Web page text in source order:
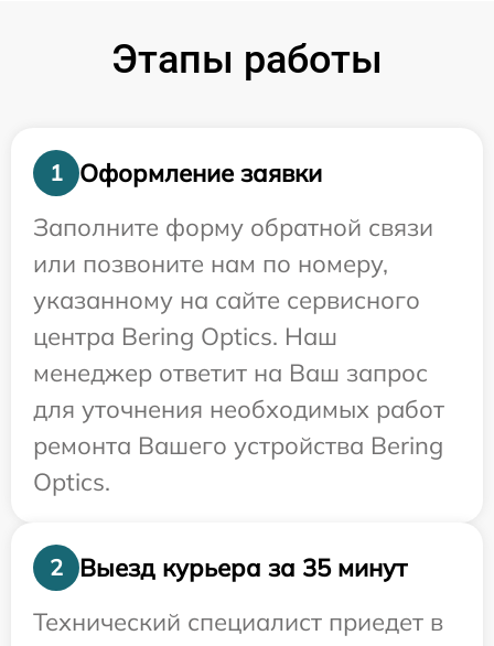
Этапы работы
1
Оформление заявки
Заполните форму обратной связи
или позвоните нам по номеру,
указанному на сайте сервисного
центра Bering Optics. Наш
менеджер ответит на Ваш запрос
для уточнения необходимых работ
ремонта Вашего устройства Bering
Optics.
2
Выезд курьера за 35 минут
Технический специалист приедет в